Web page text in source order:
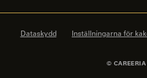
©
Dataskydd Inställningarna för